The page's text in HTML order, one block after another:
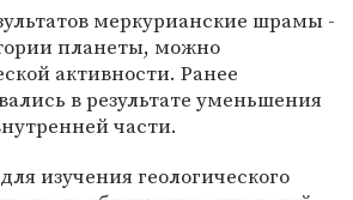
меркурианские шрамы -
планеты, можно
активности. Ранее
в результате уменьшения
части.
изучения геологического